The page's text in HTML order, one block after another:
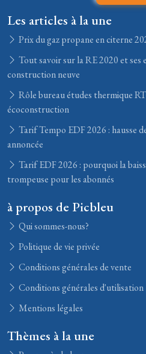
Les articles à la une
Prix du gaz propane en citerne
Tout savoir sur la RE 2020 et ses
construction neuve
Rôle bureau études thermique
écoconstruction
Tarif Tempo EDF 2026 : hausse
annoncée
Tarif EDF 2026 : pourquoi la
trompeuse pour les abonnés
à propos de Picbleu
Qui sommes-nous?
Politique de vie privée
Conditions générales de vente
Conditions générales d'utilisation
Mentions légales
Thèmes à la une